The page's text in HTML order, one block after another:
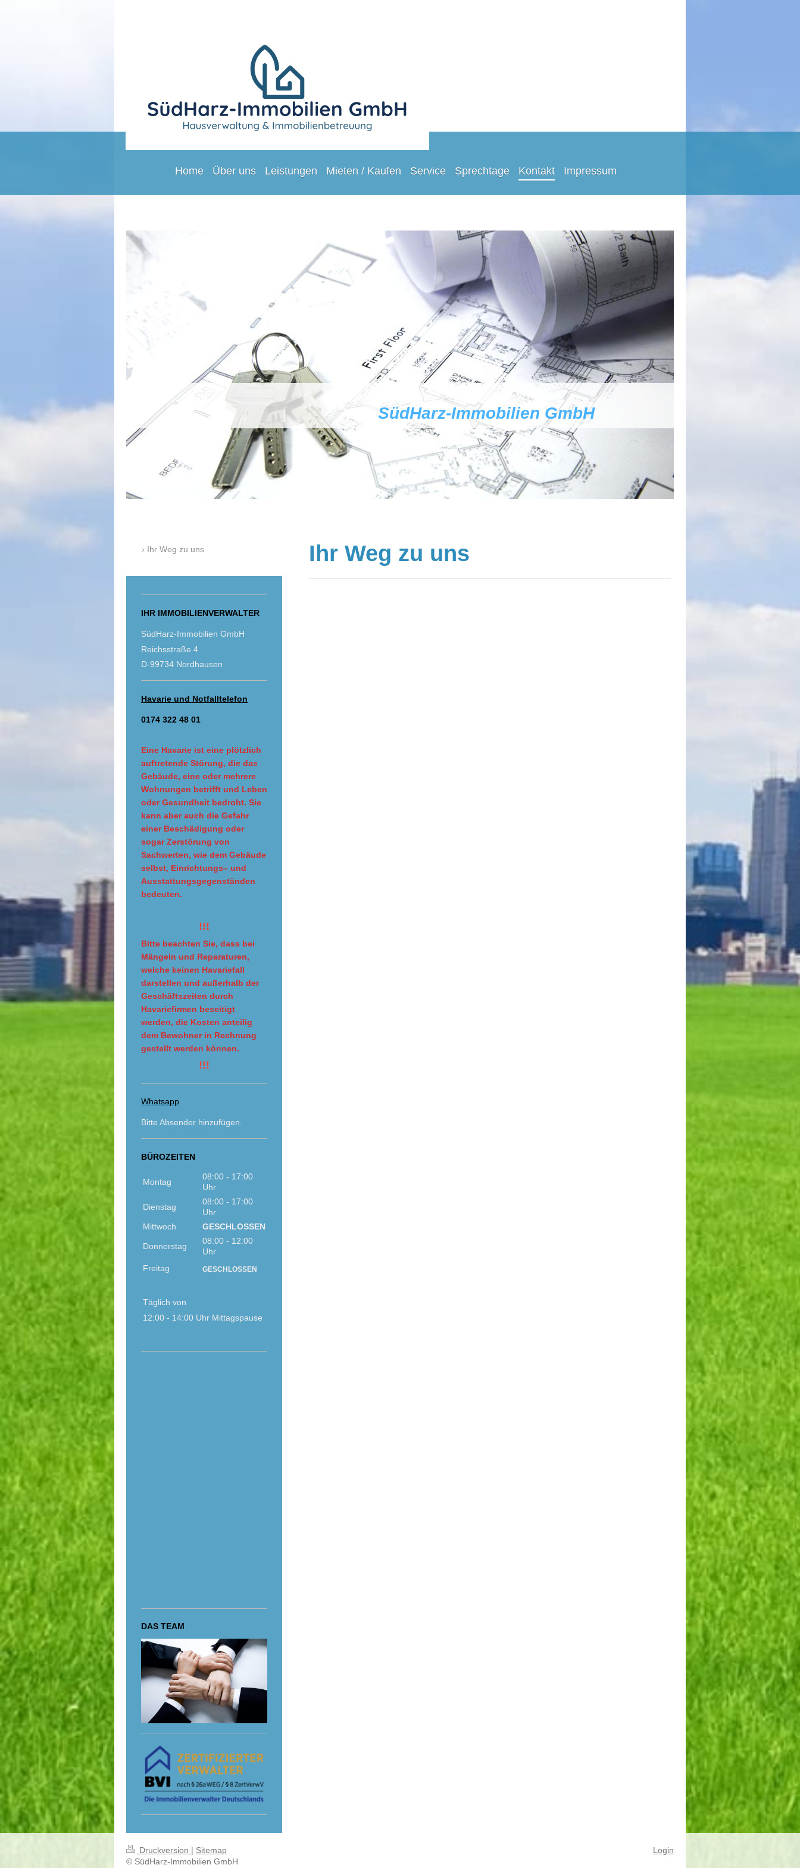
Home Über uns Leistungen Mieten / Kaufen Service Sprechtage Kontakt Impressum
SüdHarz-Immobilien GmbH
Ihr Weg zu uns
Ihr Weg zu uns
IHR IMMOBILIENVERWALTER
SüdHarz-Immobilien GmbH
Reichsstraße 4
D-99734 Nordhausen
Havarie und Notfalltelefon
0174 322 48 01
Eine Havarie ist eine plötzlich
auftretende Störung, die das
Gebäude, eine oder mehrere
Wohnungen betrifft und Leben
oder Gesundheit bedroht. Sie
kann aber auch die Gefahr
einer Beschädigung oder
sogar Zerstörung von
Sachwerten, wie dem Gebäude
selbst, Einrichtungs– und
Ausstattungsgegenständen
bedeuten.
!!!
Bitte beachten Sie, dass bei
Mängeln und Reparaturen,
welche keinen Havariefall
darstellen und außerhalb der
Geschäftszeiten durch
Havariefirmen beseitigt
werden, die Kosten anteilig
dem Bewohner in Rechnung
gestellt werden können.
!!!
Whatsapp
Bitte Absender hinzufügen.
BÜROZEITEN
Montag
08:00 - 17:00
Uhr
Dienstag
08:00 - 17:00
Uhr
Mittwoch
GESCHLOSSEN
Donnerstag
08:00 - 12:00
Uhr
Freitag
GESCHLOSSEN
Täglich von
12:00 - 14:00 Uhr Mittagspause
DAS TEAM
Druckversion | Sitemap
© SüdHarz-Immobilien GmbH
Login